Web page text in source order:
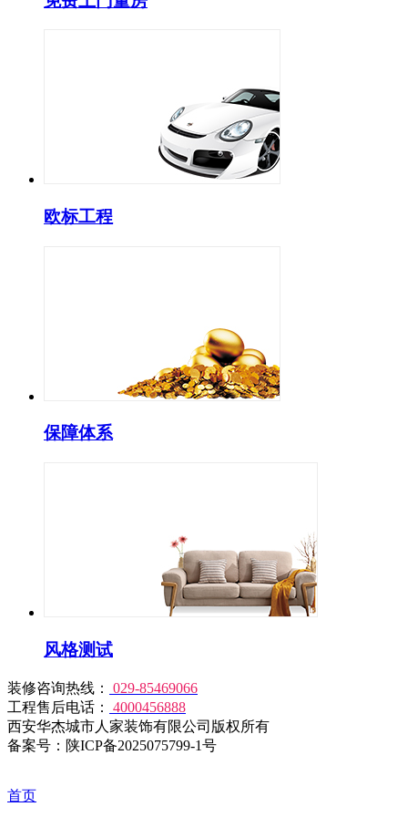
欧标工程
保障体系
风格测试
装修咨询热线：
029-85469066
工程售后电话：
4000456888
西安华杰城市人家装饰有限公司版权所有
备案号：陕ICP备2025075799-1号
首页